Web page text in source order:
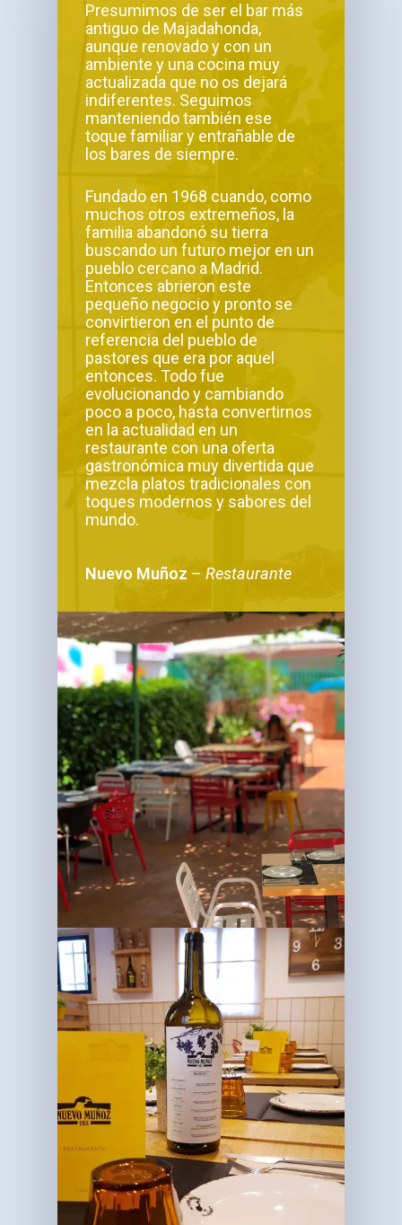
Presumimos de ser el bar más
antiguo de Majadahonda,
aunque renovado y con un
ambiente y una cocina muy
actualizada que no os dejará
indiferentes. Seguimos
manteniendo también ese
toque familiar y entrañable de
los bares de siempre.
Fundado en 1968 cuando, como
muchos otros extremeños, la
familia abandonó su tierra
buscando un futuro mejor en un
pueblo cercano a Madrid.
Entonces abrieron este
pequeño negocio y pronto se
convirtieron en el punto de
referencia del pueblo de
pastores que era por aquel
entonces. Todo fue
evolucionando y cambiando
poco a poco, hasta convertirnos
en la actualidad en un
restaurante con una oferta
gastronómica muy divertida que
mezcla platos tradicionales con
toques modernos y sabores del
mundo.
Nuevo Muñoz –Restaurante